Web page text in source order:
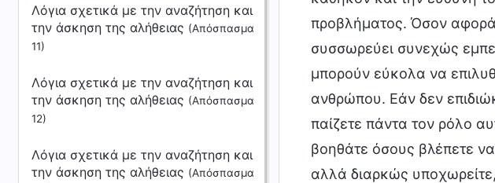
Λόγια σχετικά με την αναζήτηση και
την άσκηση της αλήθειας (Απόσπασμα
11)
Λόγια σχετικά με την αναζήτηση και
την άσκηση της αλήθειας (Απόσπασμα
12)
Λόγια σχετικά με την αναζήτηση και
την άσκηση της αλήθειας (Απόσπασμα
προβλήματος. Όσον αφορά
συσσωρεύει συνεχώς
μπορούν εύκολα να
ανθρώπου. Εάν δεν
παίζετε πάντα τον ρόλο
βοηθάτε όσους βλέπετε
αλλά διαρκώς